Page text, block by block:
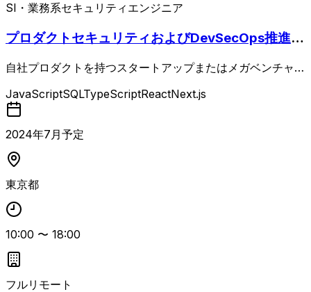
SI・業務系セキュリティエンジニア
プロダクトセキュリティおよびDevSecOps推進
自社プロダクトを持つスタートアップまたはメガベンチャー
TOや開発エンジニアと連携しながら、セキュリティ方針の
策定・推進（ポリシー策定、ロードマップ作成、セキュリテ
ィチェックシート対応）、プロダクトセキュリティの設計・
実装支援（脅威モデリング、AIプロダクト固有のセキュリ
ティ対策、認証・認可設計レビュー）、脆弱性管理およびD
ャン組み込み、依存ライブラリ管理）、インシデント対応体
制の構築（対応フロー策定、ログ監視・アラート設計、再発
防止策）、セキュリティ知識のイネーブリング（セキュアコ
ーディング啓蒙、社内勉強会、ナレッジベース構築）などを
担当します。 AI/LLMを活用したプロダクトにおけるセキュ
リティ対策（プロンプトインジェクション対策、LLM出力
のフィルタリング・サニタイズ、マルチテナント環境でのデ
JavaScriptSQLTypeScriptReactNext.js
2024年7 月予定
東京都
10:00 〜 18:00
フルリモート